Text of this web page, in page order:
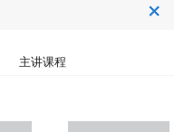
主讲课程